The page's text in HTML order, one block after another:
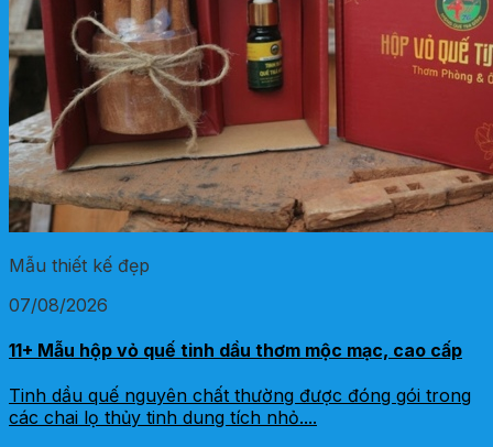
Mẫu thiết kế đẹp
07/08/2026
11+ Mẫu hộp vỏ quế tinh dầu thơm mộc mạc, cao cấp
Tinh dầu quế nguyên chất thường được đóng gói trong
các chai lọ thủy tinh dung tích nhỏ....